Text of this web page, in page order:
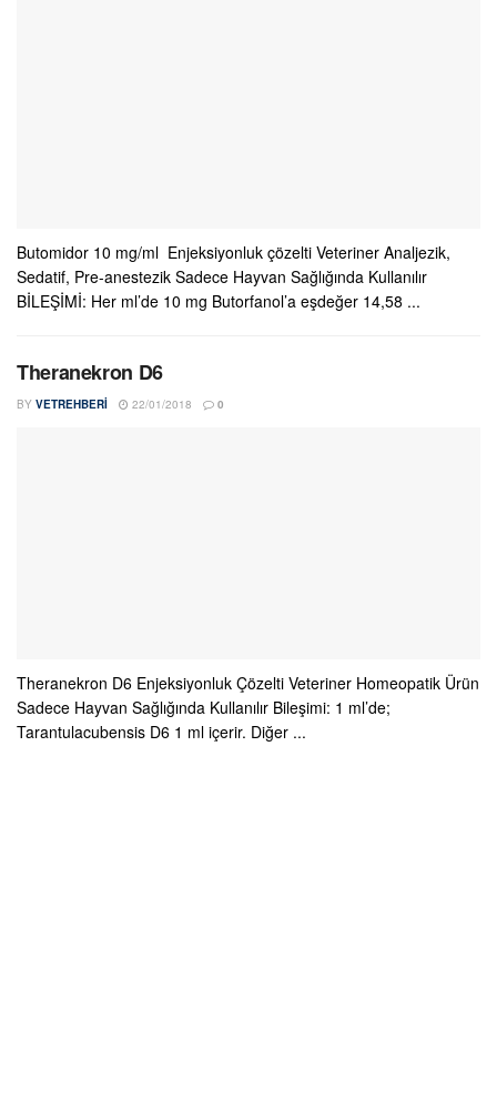
Butomidor 10 mg/ml Enjeksiyonluk çözelti Veteriner Analjezik,
Sedatif, Pre-anestezik Sadece Hayvan Sağlığında Kullanılır
BİLEŞİMİ: Her ml’de 10 mg Butorfanol’a eşdeğer 14,58 ...
Theranekron D6
BY VETREHBERI 22/01/2018 0
Theranekron D6 Enjeksiyonluk Çözelti Veteriner Homeopatik Ürün
Sadece Hayvan Sağlığında Kullanılır Bileşimi: 1 ml’de;
Tarantulacubensis D6 1 ml içerir. Diğer ...